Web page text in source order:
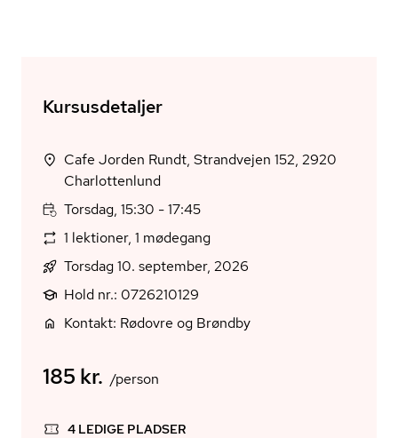
Kursusdetaljer
Cafe Jorden Rundt, Strandvejen 152, 2920
Charlottenlund
Torsdag, 15:30 - 17:45
1 lektioner, 1 mødegang
Torsdag 10. september, 2026
Hold nr.: 0726210129
Kontakt: Rødovre og Brøndby
185 kr. /person
4 LEDIGE PLADSER